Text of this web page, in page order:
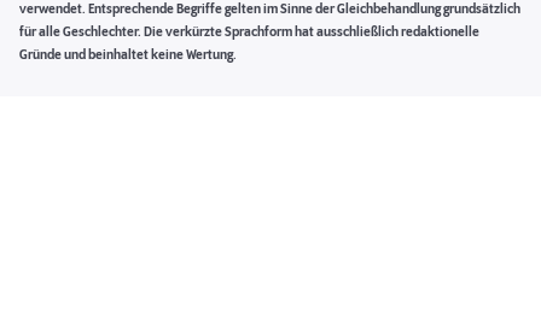
verwendet. Entsprechende Begriffe gelten im Sinne der Gleichbehandlung grundsätzlich
für alle Geschlechter. Die verkürzte Sprachform hat ausschließlich redaktionelle
Gründe und beinhaltet keine Wertung.